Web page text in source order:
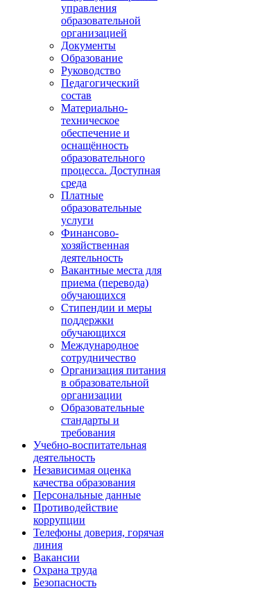
управления
образовательной
организацией
Документы
Образование
Руководство
Педагогический
состав
Материально-
техническое
обеспечение и
оснащённость
образовательного
процесса. Доступная
среда
Платные
образовательные
услуги
Финансово-
хозяйственная
деятельность
Вакантные места для
приема (перевода)
обучающихся
Стипендии и меры
поддержки
обучающихся
Международное
сотрудничество
Организация питания
в образовательной
организации
Образовательные
стандарты и
требования
Учебно-воспитательная
деятельность
Независимая оценка
качества образования
Персональные данные
Противодействие
коррупции
Телефоны доверия, горячая
линия
Вакансии
Охрана труда
Безопасность